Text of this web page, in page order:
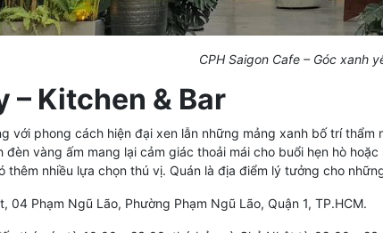
CPH Saigon Cafe – Góc xanh
– Kitchen & Bar
với phong cách hiện đại xen lẫn những mảng xanh bố trí
đèn vàng ấm mang lại cảm giác thoải mái cho buổi hẹn hò
thêm nhiều lựa chọn thú vị. Quán là địa điểm lý tưởng cho
04 Phạm Ngũ Lão, Phường Phạm Ngũ Lão, Quận 1, TP.HCM.